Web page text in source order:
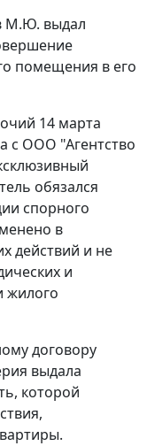
М.Ю. выдал
помещения в его
14 марта
с ООО "Агентство
обязался
спорного
в
действий и не
и
жилого
договору
выдала
которой